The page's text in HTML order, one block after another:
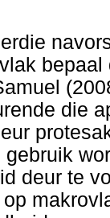
die
deur te